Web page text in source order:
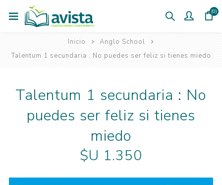
(0)
Inicio
Anglo School
Talentum 1 secundaria : No puedes ser feliz si tienes miedo
Talentum 1 secundaria : No
puedes ser feliz si tienes
miedo
$U 1.350